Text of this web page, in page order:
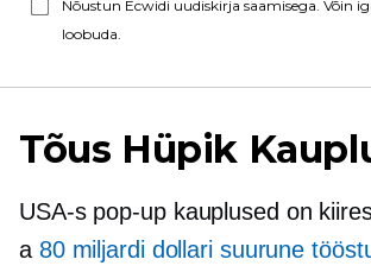
Nõustun Ecwidi uudiskirja saamisega. Võin
loobuda.
Tõus Hüpik
USA-s pop-upkauplused on
a 80 miljardi dollari suurune